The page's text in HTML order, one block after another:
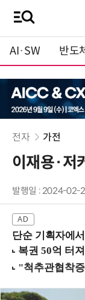
AI·SW 반도체
전자 가전
이재용·저
발행일 : 2024-02-
단순 기획자에서 AI 에이